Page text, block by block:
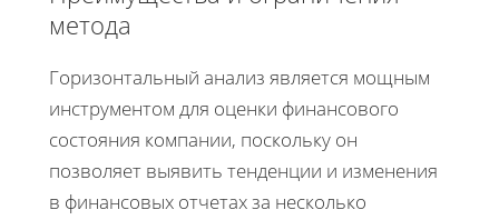
метода
Горизонтальный анализ является мощным
инструментом для оценки финансового
состояния компании, поскольку он
позволяет выявить тенденции и изменения
в финансовых отчетах за несколько